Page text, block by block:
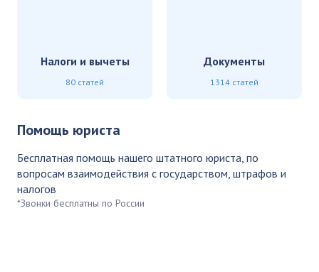
Налоги и вычеты
80 статей
Документы
1314 статей
Помощь юриста
Бесплатная помощь нашего штатного юриста, по
вопросам взаимодействия с государством, штрафов и
налогов
*Звонки бесплатны по России